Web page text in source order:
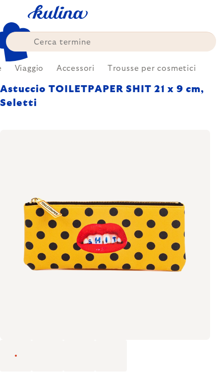
content
Viaggio Accessori Trousse per cosmetici
Astuccio TOILETPAPER SHIT 21 x 9 cm,
Seletti